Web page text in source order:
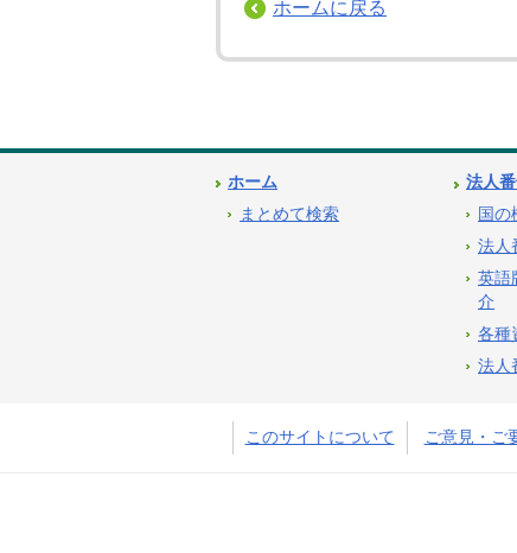
ホームに戻る
ホーム
まとめて検索
法人
国の
法人
英語
介
各種
法人
このサイトについて ご意見・ご